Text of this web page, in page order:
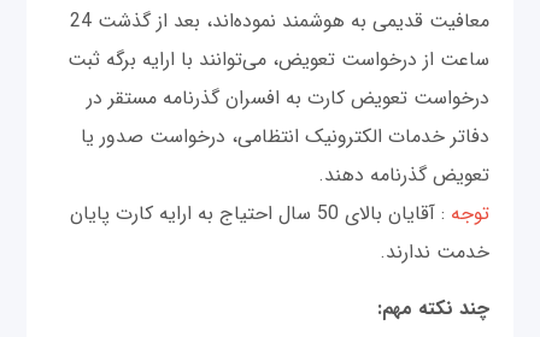
معافیت قدیمی به هوشمند نموده‌اند، بعد از گذشت 24
ساعت از درخواست تعویض، می‌توانند با ارایه برگه ثبت
درخواست تعویض کارت به افسران گذرنامه مستقر در
دفاتر خدمات الکترونیک انتظامی، درخواست صدور یا
تعویض گذرنامه دهند.
توجه
: آقایان بالای 50 سال احتیاج به ارایه کارت پایان
خدمت ندارند.
چند نکته مهم: